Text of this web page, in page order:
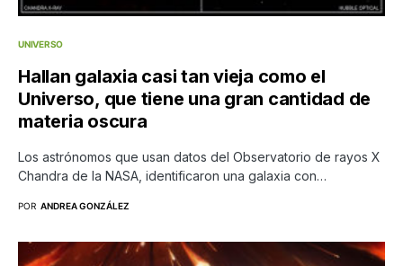
UNIVERSO
Hallan galaxia casi tan vieja como el
Universo, que tiene una gran cantidad de
materia oscura
Los astrónomos que usan datos del Observatorio de rayos X
Chandra de la NASA, identificaron una galaxia con…
POR ANDREA GONZÁLEZ